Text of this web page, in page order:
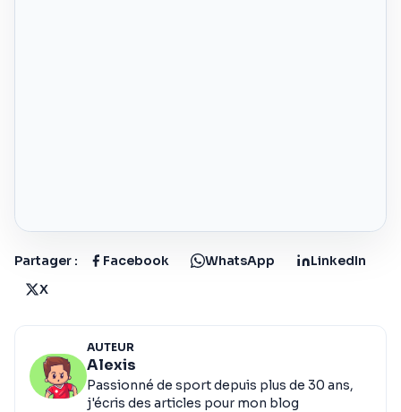
Partager : Facebook WhatsApp
LinkedIn
X
AUTEUR
Alexis
Passionné de sport depuis plus de 30 ans,
j'écris des articles pour mon blog